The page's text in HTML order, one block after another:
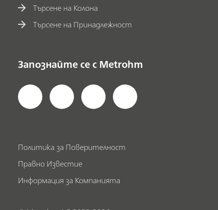
Търсене на Колона
Търсене на Принадлежност
Запознайте се с Metrohm
Политика за Поверителност
Правно Известие
Информация за Компанията